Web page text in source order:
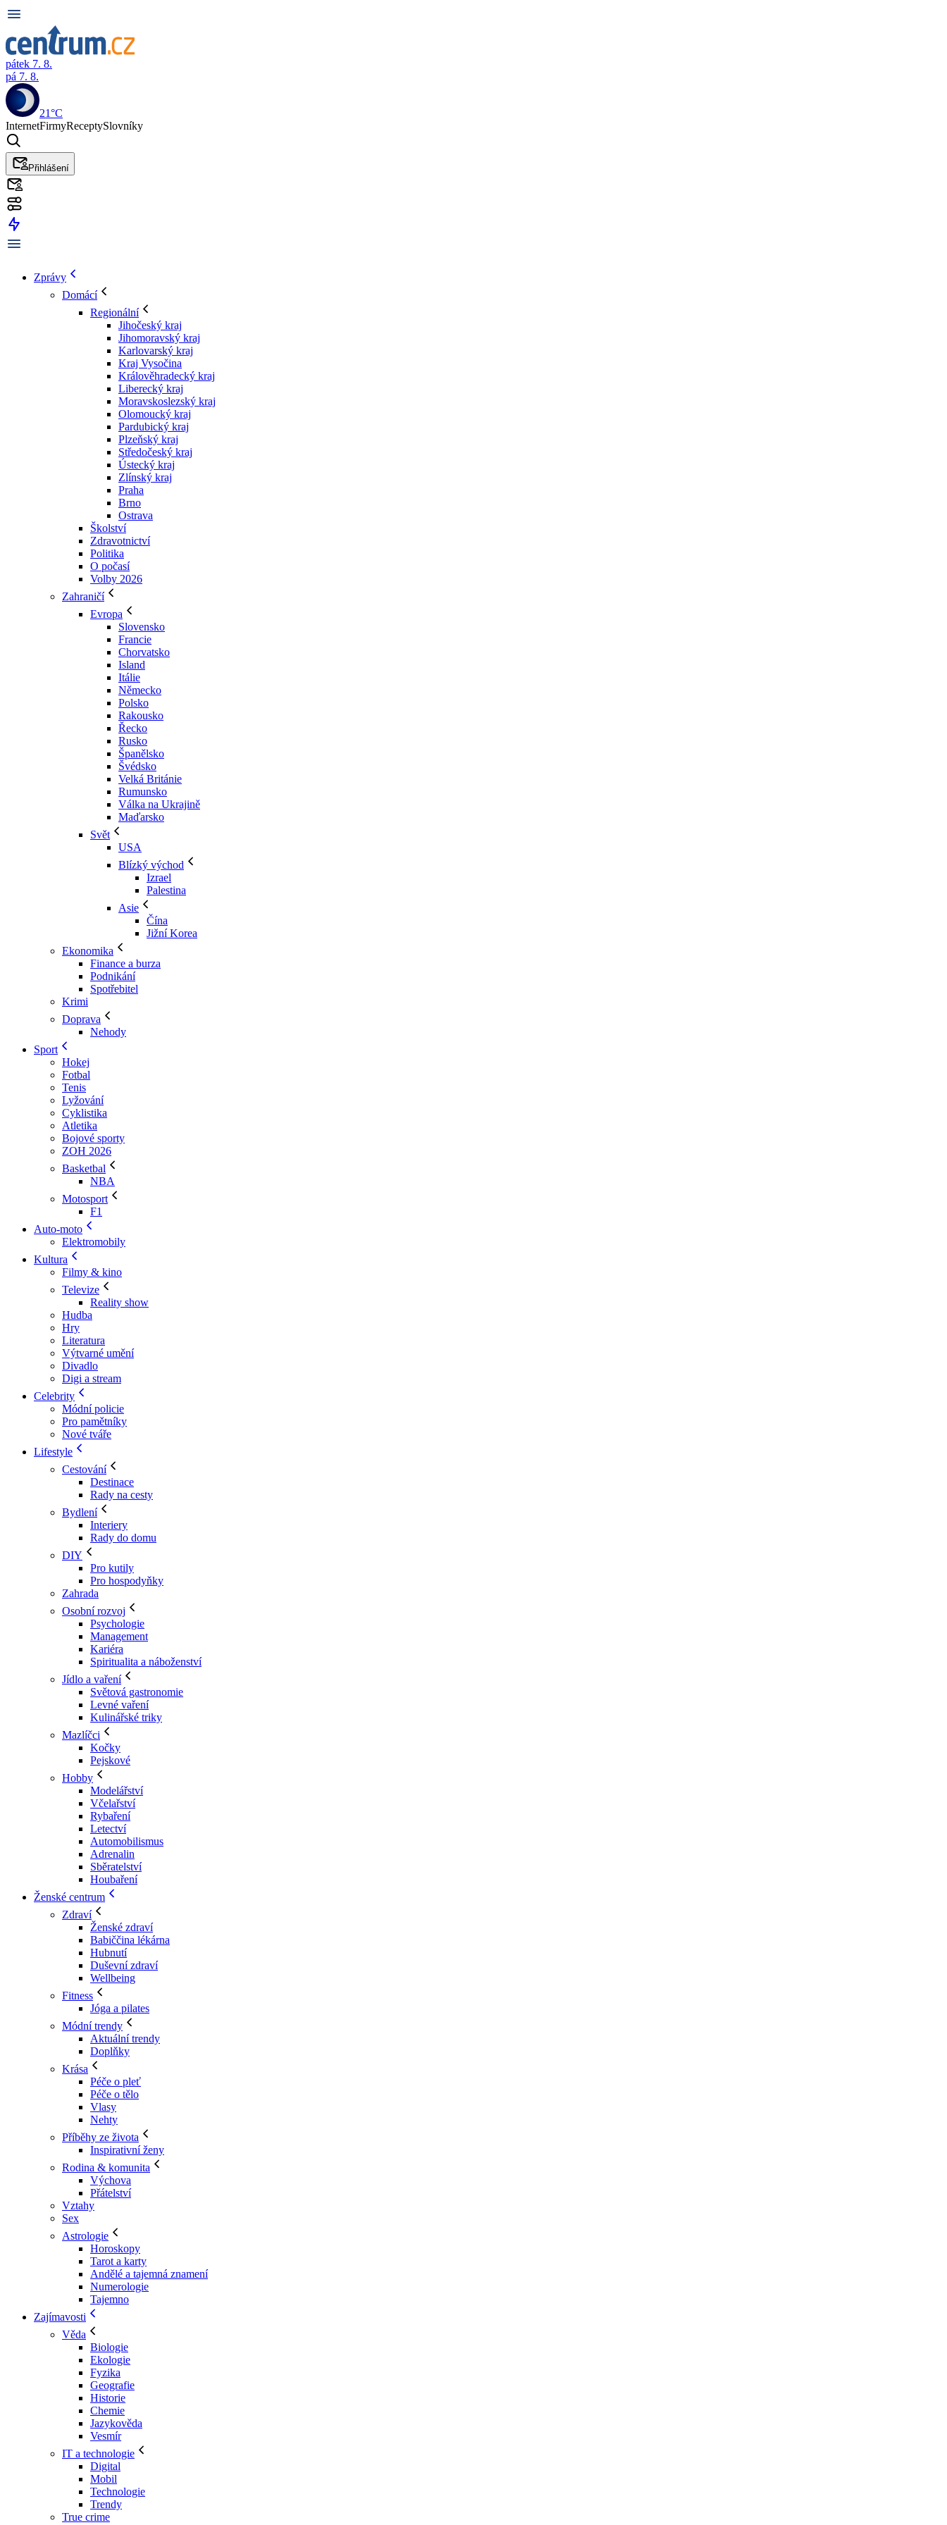
pátek 7. 8.
pá 7. 8.
21°C
InternetFirmyReceptySlovníky
Přihlášení
Zprávy
Domácí
Regionální
Jihočeský kraj
Jihomoravský kraj
Karlovarský kraj
Kraj Vysočina
Králověhradecký kraj
Liberecký kraj
Moravskoslezský kraj
Olomoucký kraj
Pardubický kraj
Plzeňský kraj
Středočeský kraj
Ústecký kraj
Zlínský kraj
Praha
Brno
Ostrava
Školství
Zdravotnictví
Politika
O počasí
Volby 2026
Zahraničí
Evropa
Slovensko
Francie
Chorvatsko
Island
Itálie
Německo
Polsko
Rakousko
Řecko
Rusko
Španělsko
Švédsko
Velká Británie
Rumunsko
Válka na Ukrajině
Maďarsko
Svět
USA
Blízký východ
Izrael
Palestina
Asie
Čína
Jižní Korea
Ekonomika
Finance a burza
Podnikání
Spotřebitel
Krimi
Doprava
Nehody
Sport
Hokej
Fotbal
Tenis
Lyžování
Cyklistika
Atletika
Bojové sporty
ZOH 2026
Basketbal
NBA
Motosport
F1
Auto-moto
Elektromobily
Kultura
Filmy & kino
Televize
Reality show
Hudba
Hry
Literatura
Výtvarné umění
Divadlo
Digi a stream
Celebrity
Módní policie
Pro pamětníky
Nové tváře
Lifestyle
Cestování
Destinace
Rady na cesty
Bydlení
Interiery
Rady do domu
DIY
Pro kutily
Pro hospodyňky
Zahrada
Osobní rozvoj
Psychologie
Management
Kariéra
Spiritualita a náboženství
Jídlo a vaření
Světová gastronomie
Levné vaření
Kulinářské triky
Mazlíčci
Kočky
Pejskové
Hobby
Modelářství
Včelařství
Rybaření
Letectví
Automobilismus
Adrenalin
Sběratelství
Houbaření
Ženské centrum
Zdraví
Ženské zdraví
Babiččina lékárna
Hubnutí
Duševní zdraví
Wellbeing
Fitness
Jóga a pilates
Módní trendy
Aktuální trendy
Doplňky
Krása
Péče o pleť
Péče o tělo
Vlasy
Nehty
Příběhy ze života
Inspirativní ženy
Rodina & komunita
Výchova
Přátelství
Vztahy
Sex
Astrologie
Horoskopy
Tarot a karty
Andělé a tajemná znamení
Numerologie
Tajemno
Zajímavosti
Věda
Biologie
Ekologie
Fyzika
Geografie
Historie
Chemie
Jazykověda
Vesmír
IT a technologie
Digital
Mobil
Technologie
Trendy
True crime